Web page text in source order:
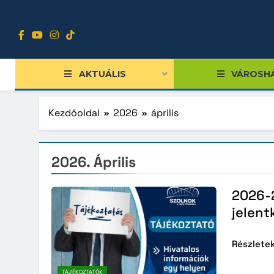
tartalomra
AKTUÁLIS
Kezdőoldal 2026 április
2026. Április
TÁJÉKOZTATÓK